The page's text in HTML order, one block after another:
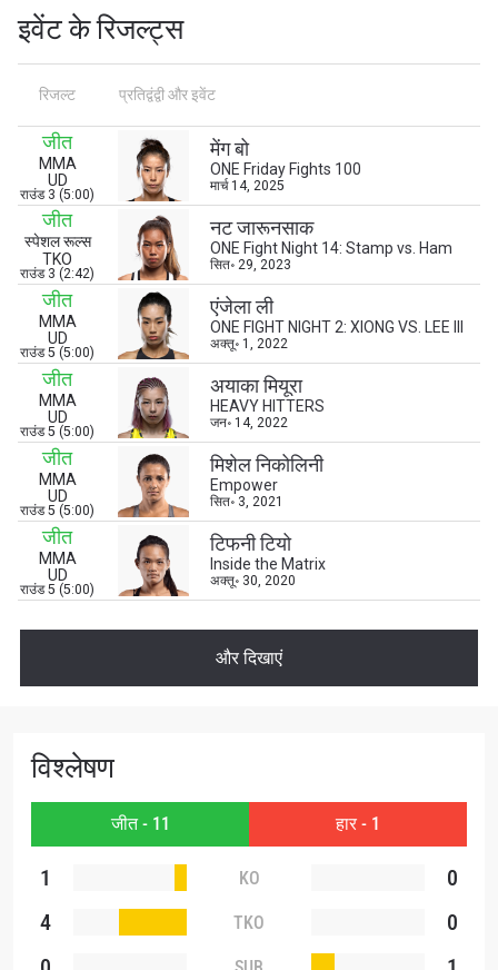
इवेंट के रिजल्ट्स
रिजल्ट प्रतिद्वंद्वी और इवेंट
जीत
MMA
UD
राउंड 3 (5:00)
मेंग बो
ONE Friday Fights 100
मार्च 14, 2025
जीत
स्पेशल रूल्स
TKO
राउंड 3 (2:42)
नट जारूनसाक
ONE Fight Night 14: Stamp vs. Ham
सित॰ 29, 2023
जीत
MMA
UD
राउंड 5 (5:00)
एंजेला ली
ONE FIGHT NIGHT 2: XIONG VS. LEE III
अक्तू॰ 1, 2022
जीत
MMA
UD
राउंड 5 (5:00)
अयाका मियूरा
HEAVY HITTERS
जन॰ 14, 2022
जीत
MMA
UD
राउंड 5 (5:00)
मिशेल निकोलिनी
Empower
सित॰ 3, 2021
जीत
MMA
UD
राउंड 5 (5:00)
टिफनी टियो
Inside the Matrix
अक्तू॰ 30, 2020
और दिखाएं
विश्लेषण
जीत - 11 हार - 1
1 KO
0
4
TKO
0
STAY IN THE KNOW
Take ONE Championship wherever you go! Sign up now
to gain access to latest news, unlock special offers
and get first access to the best seats to our live